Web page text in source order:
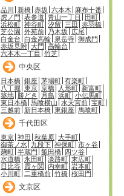
品川 新橋 赤坂 六本木
麻布十番
虎ノ門 表参道 青山一丁目
田町
浜松町 神谷町 汐留 三田 赤羽橋
芝公園
外苑前 乃木坂
広尾
白金台 白金高輪 泉岳寺 御成門
赤坂見附 大門 高輪台
六本木一丁目
竹芝
中央区
日本橋 銀座 茅場町 有楽町
八丁堀 東京 京橋 人形町 新富町
築地 勝どき 月島 浜町 小伝馬町
東日本橋 馬喰横山 水天宮前 宝町
三越前 新日本橋 東銀座 馬喰町
千代田区
東京 神田 秋葉原 大手町
御茶ノ水
九段下 神保町 市ヶ谷
麹町 半蔵門 飯田橋 四ツ谷
水道橋 永田町 淡路町 末広町
日比谷 霞ヶ関 内幸町 岩本町
小川町 二重橋前 竹橋 桜田門
文京区